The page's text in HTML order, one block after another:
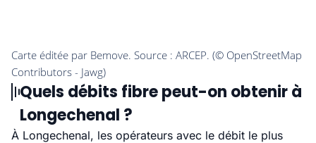
Quels débits fibre peut-on obtenir à
Longechenal ?
À Longechenal, les opérateurs avec le débit le plus